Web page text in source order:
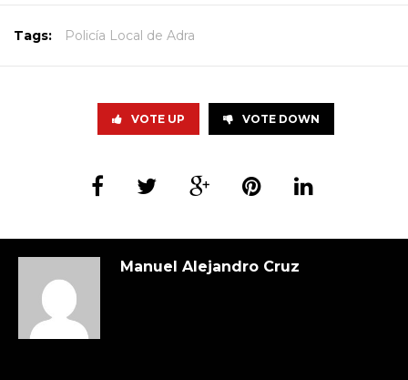
Tags: Policía Local de Adra
VOTE UP VOTE DOWN
Manuel Alejandro Cruz